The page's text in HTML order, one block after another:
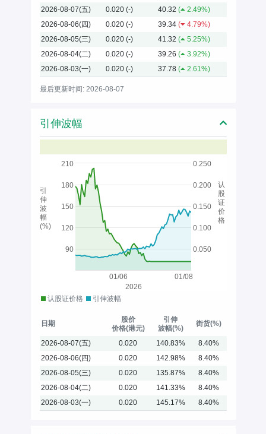
2026-08-07(五)
0.020 (-) 40.32 (
2.49%)
2026-08-06(四)
0.020 (-) 39.34 (
4.79%)
2026-08-05(三)
0.020 (-) 41.32 (
5.25%)
2026-08-04(二)
0.020 (-) 39.26 (
3.92%)
2026-08-03(一)
0.020 (-) 37.78 ( 2.61%)
最后更新时间: 2026-08-07
引伸波幅
01/06 01/08
90
120
150
180
210
0.050
0.100
0.150
0.200
0.250
2026
引
伸
波
幅
(%)
认
股
证
价
格
认股证价格 引伸波幅
日期
股价
价格(港元)
引伸
波幅(%)
街货(%)
2026-08-07(五) 0.020 140.83%
8.40%
2026-08-06(四)
0.020 142.98%
8.40%
2026-08-05(三)
0.020 135.87%
8.40%
2026-08-04(二)
0.020 141.33%
8.40%
2026-08-03(一)
0.020 145.17% 8.40%